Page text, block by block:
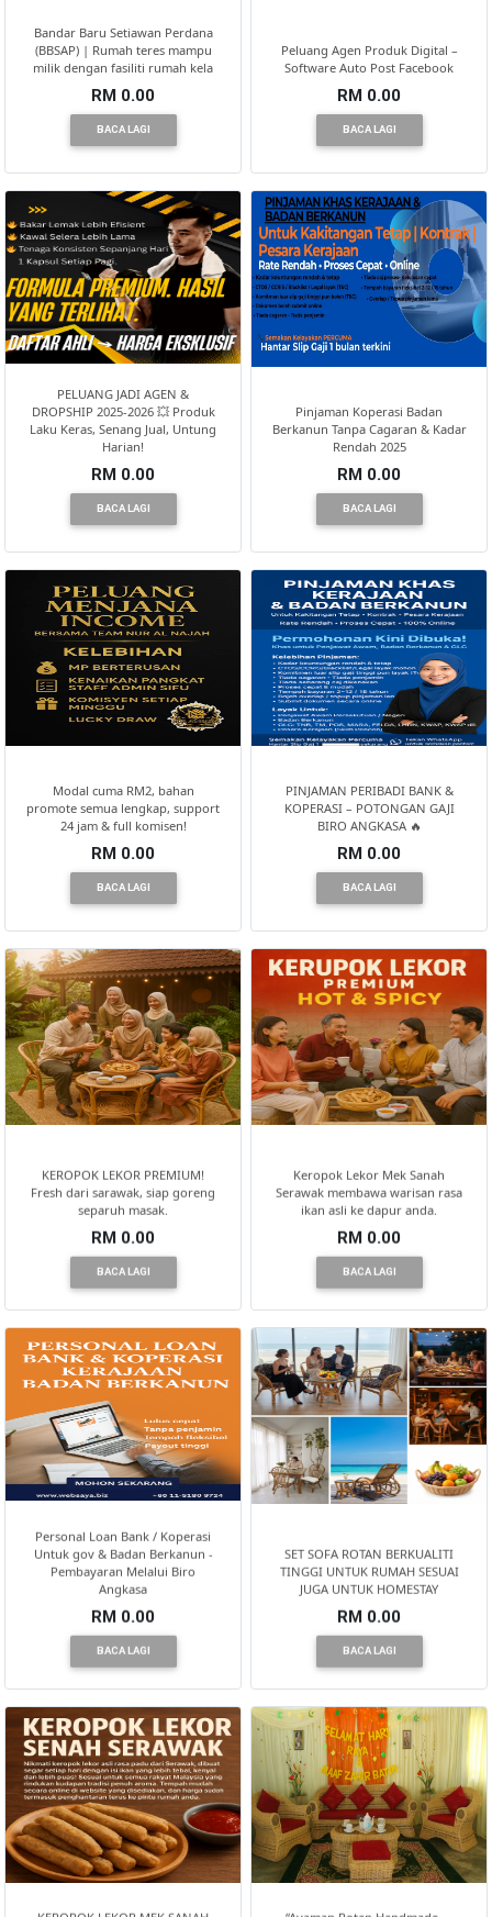
Bandar Baru Setiawan Perdana
(BBSAP) | Rumah teres mampu
milik dengan fasiliti rumah kela
RM 0.00
BACA LAGI
Peluang Agen Produk Digital –
Software Auto Post Facebook
RM 0.00
BACA LAGI
PELUANG JADI AGEN &
DROPSHIP 2025-2026 💥 Produk
Laku Keras, Senang Jual, Untung
Harian!
RM 0.00
BACA LAGI
Pinjaman Koperasi Badan
Berkanun Tanpa Cagaran & Kadar
Rendah 2025
RM 0.00
BACA LAGI
Modal cuma RM2, bahan
promote semua lengkap, support
24 jam & full komisen!
RM 0.00
BACA LAGI
PINJAMAN PERIBADI BANK &
KOPERASI – POTONGAN GAJI
BIRO ANGKASA 🔥
RM 0.00
BACA LAGI
KEROPOK LEKOR PREMIUM!
Fresh dari sarawak, siap goreng
separuh masak.
RM 0.00
BACA LAGI
Keropok Lekor Mek Sanah
Serawak membawa warisan rasa
ikan asli ke dapur anda.
RM 0.00
BACA LAGI
Personal Loan Bank / Koperasi
Untuk gov & Badan Berkanun -
Pembayaran Melalui Biro
Angkasa
RM 0.00
BACA LAGI
SET SOFA ROTAN BERKUALITI
TINGGI UNTUK RUMAH SESUAI
JUGA UNTUK HOMESTAY
RM 0.00
BACA LAGI